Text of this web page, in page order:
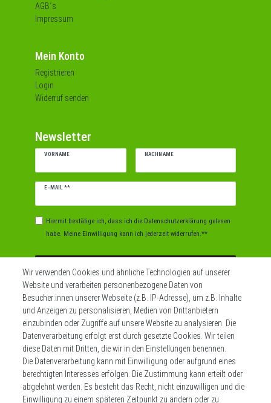
AGB´s
Impressum
Mein Konto
Registrieren
Login
Widerruf senden
Newsletter
VORNAME NACHNAME
E-MAIL **
Newsletter
Hiermit bestätige ich, dass ich die Daten­schutz­erklärung gelesen
habe. Meine Einwilligung kann ich jederzeit widerrufen.**
** Hierbei handelt es sich um ein Pflichtfeld.
Widerrufs­recht Impressum
Daten­schutz­erklärung AGB Kontakt
Wir verwenden Cookies und ähnliche Technologien auf unserer
Website und verarbeiten personenbezogene Daten von
Besucher:innen unserer Webseite (z.B. IP-Adresse), um z.B. Inhalte
und Anzeigen zu personalisieren, Medien von Drittanbietern
einzubinden oder Zugriffe auf unsere Website zu analysieren. Die
Datenverarbeitung erfolgt erst durch gesetzte Cookies. Wir teilen
diese Daten mit Dritten, die wir in den Einstellungen benennen.
Die Datenverarbeitung kann mit Einwilligung oder aufgrund eines
berechtigten Interesses erfolgen. Die Zustimmung kann erteilt oder
abgelehnt werden. Es besteht das Recht, nicht einzuwilligen und die
Einwilligung zu einem späteren Zeitpunkt zu ändern oder zu